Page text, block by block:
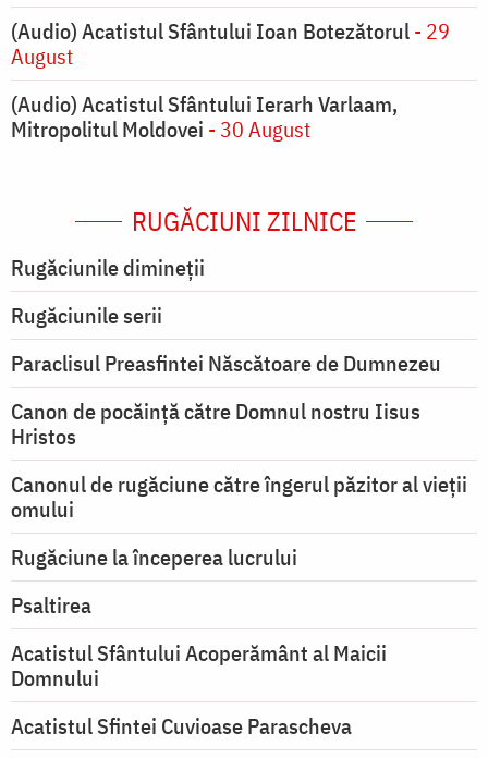
(Audio) Acatistul Sfântului Ioan Botezătorul- 29
August
(Audio) Acatistul Sfântului Ierarh Varlaam,
Mitropolitul Moldovei - 30 August
RUGĂCIUNI ZILNICE
Rugăciunile dimineții
Rugăciunile serii
Paraclisul Preasfintei Născătoare de Dumnezeu
Canon de pocăință către Domnul nostru Iisus
Hristos
Canonul de rugăciune către îngerul păzitor al vieții
omului
Rugăciune la începerea lucrului
Psaltirea
Acatistul Sfântului Acoperământ al Maicii
Domnului
Acatistul Sfintei Cuvioase Parascheva